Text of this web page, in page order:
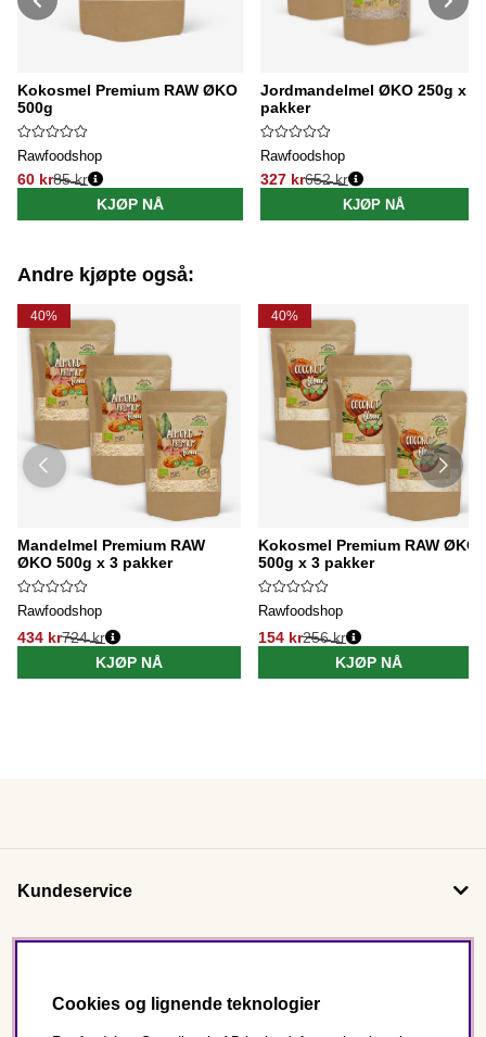
Kokosmel Premium RAW ØKO
500g
Rawfoodshop
60 kr
Vanlig pris:
85 kr
KJØP NÅ
Jordmandelmel ØKO 250g x 5
pakker
Rawfoodshop
327 kr
Vanlig pris:
652 kr
KJØP NÅ
Andre kjøpte også:
40%
Mandelmel Premium RAW
ØKO 500g x 3 pakker
Rawfoodshop
434 kr724 kr
KJØP NÅ
40%
Kokosmel Premium RAW ØKO
500g x 3 pakker
Rawfoodshop
154 kr256 kr
KJØP NÅ
Kundeservice
Cookies og lignende teknologier